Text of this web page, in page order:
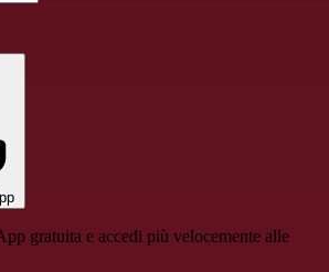
gratuita e accedi più velocemente alle